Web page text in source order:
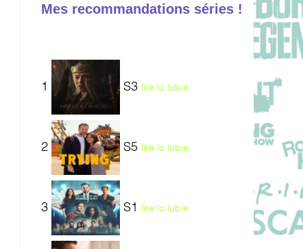
Mes recommandations séries !
1 S3 lire la lubie
2 S5 lire la lubie
3 S1 lire la lubie